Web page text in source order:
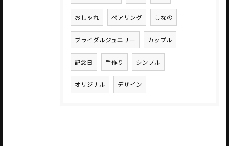
おしゃれ ペアリング しなの
ブライダルジュエリー カップル
記念日 手作り シンプル
オリジナル デザイン